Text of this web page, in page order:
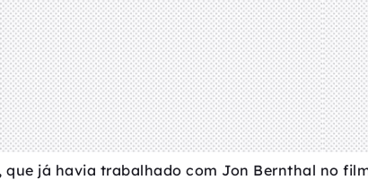
que já havia trabalhado com Jon Bernthal no